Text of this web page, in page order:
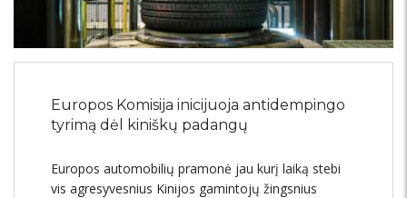
Europos Komisija inicijuoja antidempingo
tyrimą dėl kiniškų padangų
Europos automobilių pramonė jau kurį laiką stebi
vis agresyvesnius Kinijos gamintojų žingsnius